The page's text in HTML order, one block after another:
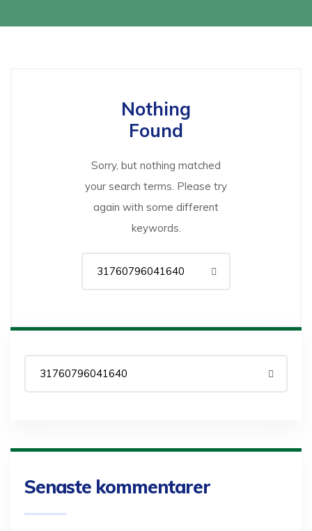
Nothing
Found
Sorry, but nothing matched
your search terms. Please try
again with some different
keywords.
Senaste kommentarer